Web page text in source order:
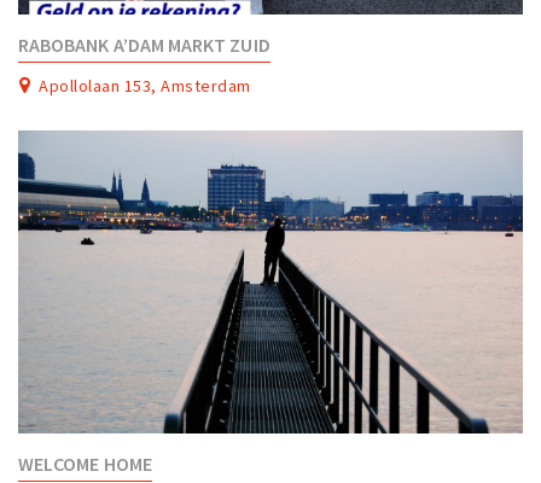
RABOBANK A’DAM MARKT ZUID
Apollolaan 153, Amsterdam
WELCOME HOME